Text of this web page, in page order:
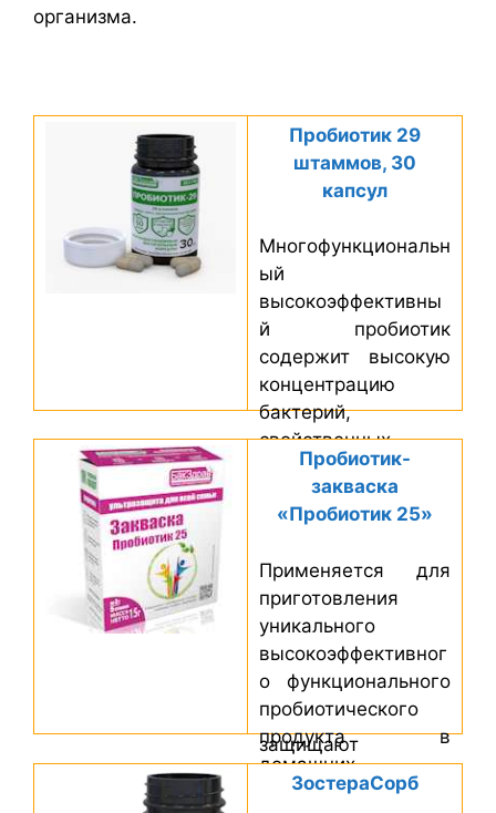
организма.
Пробиотик 29
штаммов, 30
капсул
Многофункциональн
ый
высокоэффективны
й пробиотик
содержит высокую
концентрацию
бактерий,
свойственных
нормофлоре
человека. 29
штаммов лакто,
пропионовокислых
бактерий
содержатся в
кишечнорастворим
ых растительных
капсулах, которые
защищают
пробиотические
культуры от кислой
Пробиотик-
закваска
«Пробиотик 25»
Применяется для
приготовления
уникального
высокоэффективног
о функционального
пробиотического
продукта в
домашних
условиях, без ГМО,
ЗостераСорб